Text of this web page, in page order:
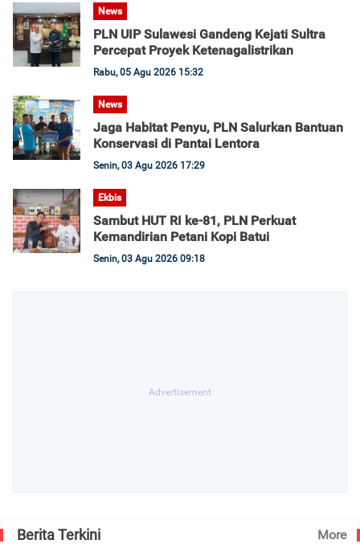
News
PLN UIP Sulawesi Gandeng Kejati Sultra
Percepat Proyek Ketenagalistrikan
Rabu, 05 Agu 2026 15:32
News
Jaga Habitat Penyu, PLN Salurkan Bantuan
Konservasi di Pantai Lentora
Senin, 03 Agu 2026 17:29
Ekbis
Sambut HUT RI ke-81, PLN Perkuat
Kemandirian Petani Kopi Batui
Senin, 03 Agu 2026 09:18
Berita Terkini More